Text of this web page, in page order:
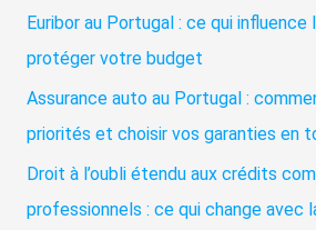
:
Euribor au Portugal : ce qui
protéger votre budget
Assurance auto au Portugal :
priorités et choisir vos garanties en
Droit à l’oubli étendu aux crédits
professionnels : ce qui change avec